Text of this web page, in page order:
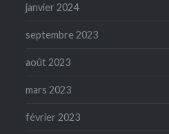
janvier 2024
septembre 2023
août 2023
mars 2023
février 2023